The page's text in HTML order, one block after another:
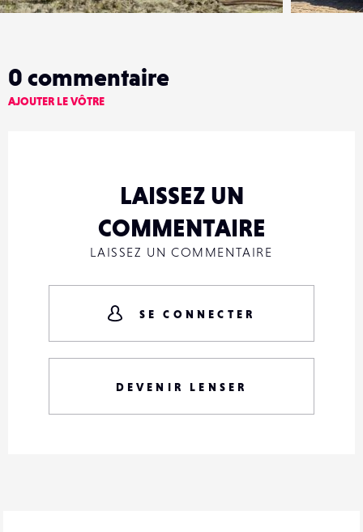
0 commentaire
AJOUTER LE VÔTRE
LAISSEZ UN
COMMENTAIRE
LAISSEZ UN COMMENTAIRE
SE CONNECTER
DEVENIR LENSER